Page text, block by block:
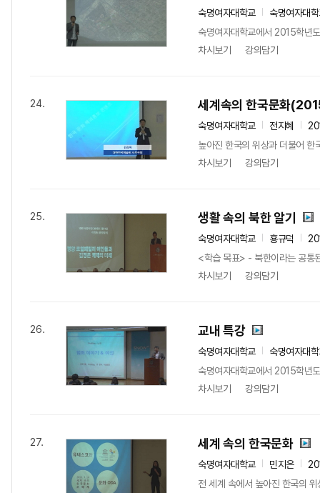
숙명여자대학교
숙명여자대
숙명여자대학교에서 2015학년
차시보기
강의담기
24. 세계속의 한국문화
숙명여자대학교 전지혜
높아진 한국의 위상과 더불어 한
차시보기
강의담기
25. 생활 속의 북한 알기
숙명여자대학교 횽규덕
<학습 목표> - 북한이라는 공통
차시보기
강의담기
26. 교내 특강
숙명여자대학교
숙명여자대
숙명여자대학교에서 2015학년
차시보기
강의담기
27. 세계 속의 한국문화
숙명여자대학교 민지은
전 세계 속에서 높아진 한국의